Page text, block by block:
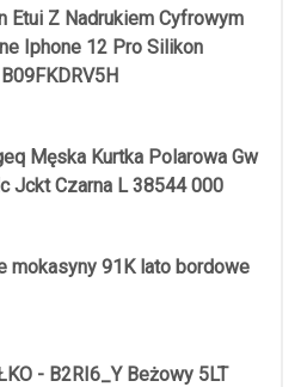
Etui Z Nadrukiem Cyfrowym
Iphone 12 Pro Silikon
Męska Kurtka Polarowa Gw
Jckt Czarna L 38544 000
mokasyny 91K lato bordowe
- B2RI6_Y Beżowy 5LT